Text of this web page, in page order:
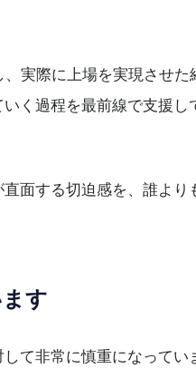
実際に上場を実現させた
く過程を最前線で支援し
面する切迫感を、誰より
す
て非常に慎重になってい